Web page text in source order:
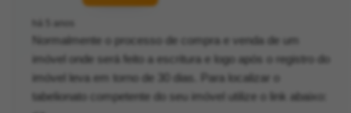
há 5 anos
Normalmente o processo de compra e venda de um
imóvel onde será feito a escritura e logo após o registro do
imóvel leva em torno de 30 dias. Para localizar o
tabelionato competente do seu imóvel utilize o link abaixo: